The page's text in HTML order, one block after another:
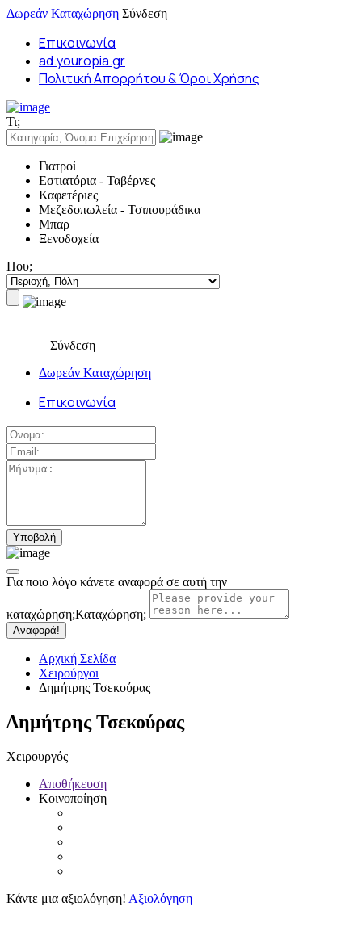
Δωρεάν Καταχώρηση Σύνδεση
Επικοινωνία
ad.youropia.gr
Πολιτική Απορρήτου & Όροι Χρήσης
Τι;
Γιατροί
Εστιατόρια - Ταβέρνες
Καφετέριες
Μεζεδοπωλεία - Τσιπουράδικα
Μπαρ
Ξενοδοχεία
Που;
Σύνδεση
Δωρεάν Καταχώρηση
Επικοινωνία
Για ποιο λόγο κάνετε αναφορά σε αυτή την
καταχώρηση;Καταχώρηση;
Αναφορά!
Αρχική Σελίδα
Χειρούργοι
Δημήτρης Τσεκούρας
Δημήτρης Τσεκούρας
Χειρουργός
Αποθήκευση
Κοινοποίηση
Κάντε μια αξιολόγηση! Αξιολόγηση